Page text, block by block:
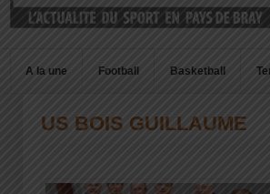
A la une Football Basketball
US BOIS GUILLAUME